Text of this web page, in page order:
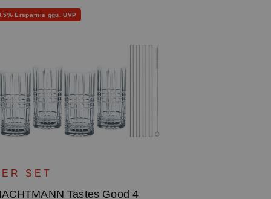
Ersparnis ggü. UVP
SET
Tastes Good 4